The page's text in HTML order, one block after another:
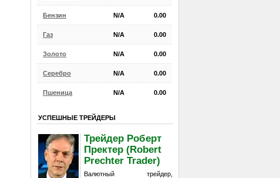
Бензин N/A 0.00
Газ N/A 0.00
Золото N/A 0.00
Серебро N/A 0.00
Пшеница N/A 0.00
УСПЕШНЫЕ ТРЕЙДЕРЫ
Трейдер Роберт
Пректер (Robert
Prechter Trader)
Валютный трейдер,